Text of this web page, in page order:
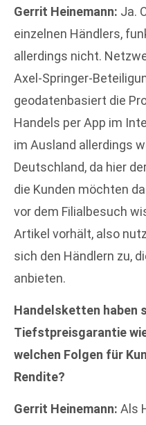
Gerrit Heinemann: Ja.
einzelnen Händlers,
allerdings nicht.
Axel-Springer-
geodatenbasiert die
Handels per App im
im Ausland allerdings
Deutschland, da hier
die Kunden möchten
vor dem Filialbesuch
Artikel vorhält, also
sich den Händlern zu,
anbieten.
Handelsketten haben
Tiefstpreisgarantie
welchen Folgen für
Rendite?
Gerrit Heinemann: Als